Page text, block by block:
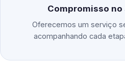
Compromisso
Oferecemos um serviço
acompanhando cada